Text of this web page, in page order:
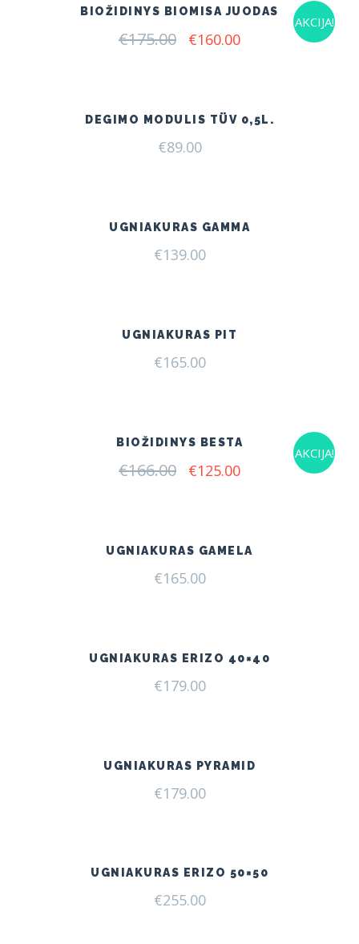
AKCIJA!
BIOŽIDINYS BIOMISA JUODAS
€175.00 Original
€160.00Current
DEGIMO MODULIS TÜV 0,5L.
€89.00
UGNIAKURAS GAMMA
€139.00
UGNIAKURAS PIT
€165.00
AKCIJA!
BIOŽIDINYS BESTA
€166.00 Original
€125.00Current
UGNIAKURAS GAMELA
€165.00
UGNIAKURAS ERIZO 40×40
€179.00
UGNIAKURAS PYRAMID
€179.00
UGNIAKURAS ERIZO 50×50
€255.00